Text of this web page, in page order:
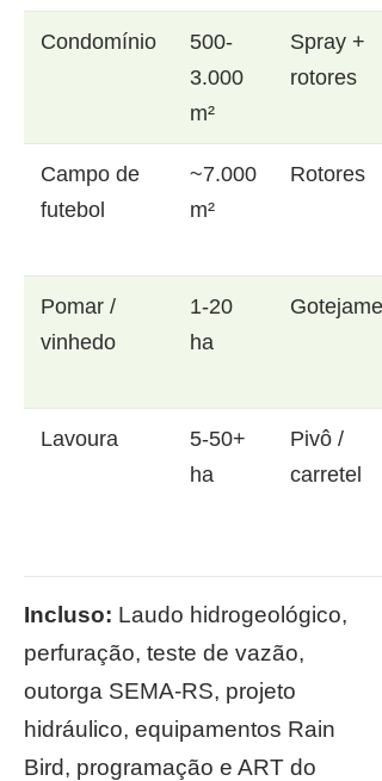
Condomínio
500-
3.000
m²
Spray +
rotores
Campo de
futebol
~7.000
m²
Rotores
Pomar /
vinhedo
1-20
ha
Lavoura
5-50+
ha
Pivô /
carretel
Incluso: Laudo hidrogeológico,
perfuração, teste de vazão,
outorga SEMA-RS, projeto
hidráulico, equipamentos Rain
Bird, programação e ART do